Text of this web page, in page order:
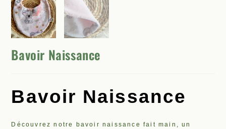
Bavoir Naissance
Bavoir Naissance
Découvrez notre bavoir naissance fait main, un